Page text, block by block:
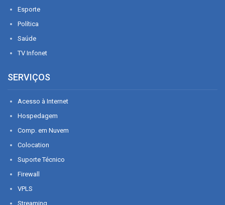
Esporte
Política
Saúde
TV Infonet
SERVIÇOS
Acesso à Internet
Hospedagem
Comp. em Nuvem
Colocation
Suporte Técnico
Firewall
VPLS
Streaming